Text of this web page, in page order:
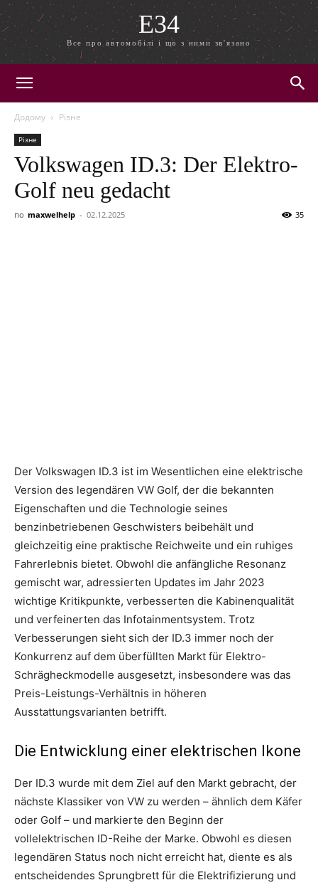
E34
Все про автомобілі і що з ними зв'язано
Додому Різне
Різне
Volkswagen ID.3: Der Elektro-
Golf neu gedacht
по maxwelhelp - 02.12.2025 35
Der Volkswagen ID.3 ist im Wesentlichen eine elektrische
Version des legendären VW Golf, der die bekannten
Eigenschaften und die Technologie seines
benzinbetriebenen Geschwisters beibehält und
gleichzeitig eine praktische Reichweite und ein ruhiges
Fahrerlebnis bietet. Obwohl die anfängliche Resonanz
gemischt war, adressierten Updates im Jahr 2023
wichtige Kritikpunkte, verbesserten die Kabinenqualität
und verfeinerten das Infotainmentsystem. Trotz
Verbesserungen sieht sich der ID.3 immer noch der
Konkurrenz auf dem überfüllten Markt für Elektro-
Schrägheckmodelle ausgesetzt, insbesondere was das
Preis-Leistungs-Verhältnis in höheren
Ausstattungsvarianten betrifft.
Die Entwicklung einer elektrischen Ikone
Der ID.3 wurde mit dem Ziel auf den Markt gebracht, der
nächste Klassiker von VW zu werden – ähnlich dem Käfer
oder Golf – und markierte den Beginn der
vollelektrischen ID-Reihe der Marke. Obwohl es diesen
legendären Status noch nicht erreicht hat, diente es als
entscheidendes Sprungbrett für die Elektrifizierung und